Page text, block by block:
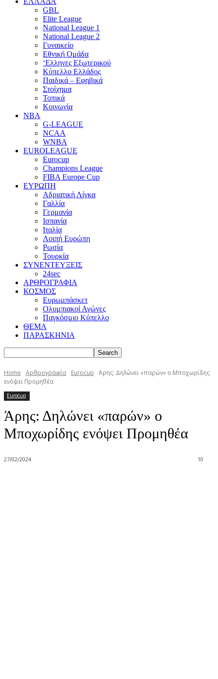
GBL
Elite League
National League 1
National League 2
Γυναικείο
Εθνική Ομάδα
‘Ελληνες Εξωτερικού
Κύπελλο Ελλάδος
Παιδικά – Εφηβικά
Στοίχημα
Τοπικά
Κοινωνία
NBA
G-LEAGUE
NCAA
WNBA
ΕUROLEAGUE
Eurocup
Champions League
FIBA Europe Cup
ΕΥΡΩΠΗ
Αδριατική Λίγκα
Γαλλία
Γερμανία
Ισπανία
Ιταλία
Λοιπή Ευρώπη
Ρωσία
Τουρκία
ΣΥΝΕΝΤΕΥΞΕΙΣ
24sec
ΑΡΘΡΟΓΡΑΦΙΑ
ΚΟΣΜΟΣ
Ευρωμπάσκετ
Ολυμπιακοί Αγώνες
Παγκόσμιο Κύπελλο
ΘΕΜΑ
ΠΑΡΑΣΚΗΝΙΑ
Home Αρθρογραφία Eurocup
Άρης: Δηλώνει «παρών» ο Μποχωρίδης
ενόψει Προμηθέα
Eurocup
Άρης: Δηλώνει «παρών» ο
Μποχωρίδης ενόψει Προμηθέα
27/02/2024 10